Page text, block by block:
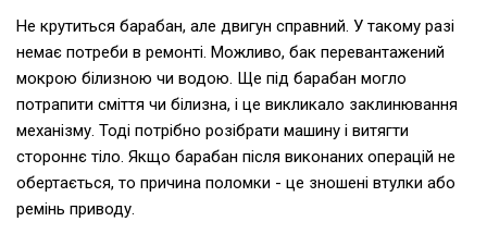
Не крутиться барабан, але двигун справний. У такому разі
немає потреби в ремонті. Можливо, бак перевантажений
мокрою білизною чи водою. Ще під барабан могло
потрапити сміття чи білизна, і це викликало заклинювання
механізму. Тоді потрібно розібрати машину і витягти
стороннє тіло. Якщо барабан після виконаних операцій не
обертається, то причина поломки - це зношені втулки або
ремінь приводу.